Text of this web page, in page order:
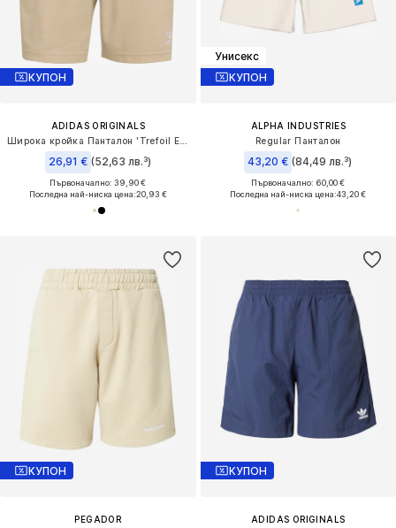
КУПОН
ADIDAS ORIGINALS
Широка кройка Панталон 'Trefoil Essentials'
26,91 € (52,63 лв.³)
Първоначално: 39,90 €
Последна най-ниска цена:20,93 €
Унисекс
КУПОН
ALPHA INDUSTRIES
Regular Панталон
43,20 € (84,49 лв.³)
Първоначално: 60,00 €
Последна най-ниска цена:43,20 €
КУПОН
PEGADOR
КУПОН
ADIDAS ORIGINALS